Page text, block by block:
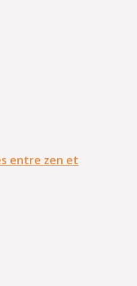
entre zen et